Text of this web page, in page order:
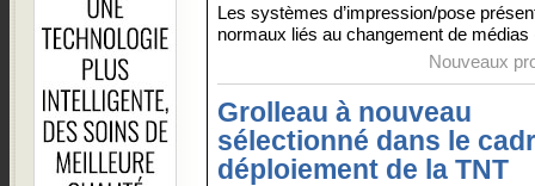
Les systèmes d’impression/pose
normaux liés au changement de
Nouveaux
Grolleau à nouveau
sélectionné dans le
déploiement de la TNT